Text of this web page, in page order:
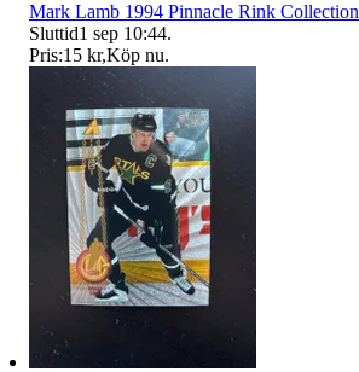
Mark Lamb 1994 Pinnacle Rink Collection
Sluttid1 sep 10:44.
Pris:15 kr,Köp nu.